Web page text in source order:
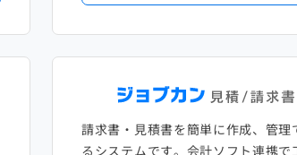
請求書・見積書を簡単に作成、管理
るシステムです。会計ソフト連携で